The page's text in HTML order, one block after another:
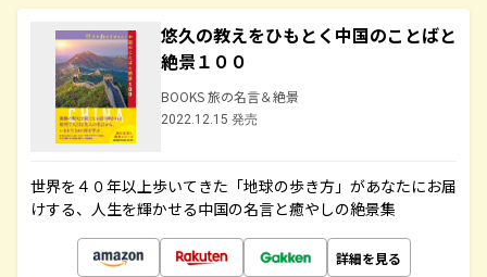
悠久の教えをひもとく中国のことばと
絶景１００
BOOKS 旅の名言＆絶景
2022.12.15 発売
世界を４０年以上歩いてきた「地球の歩き方」があなたにお届
けする、人生を輝かせる中国の名言と癒やしの絶景集
詳細を見る